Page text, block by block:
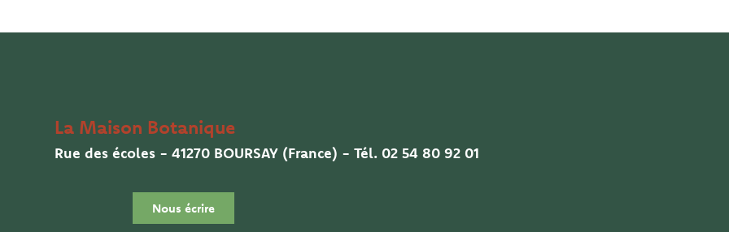
La Maison Botanique
Rue des écoles - 41270 BOURSAY (France) - Tél. 02 54 80 92 01
Nous écrire